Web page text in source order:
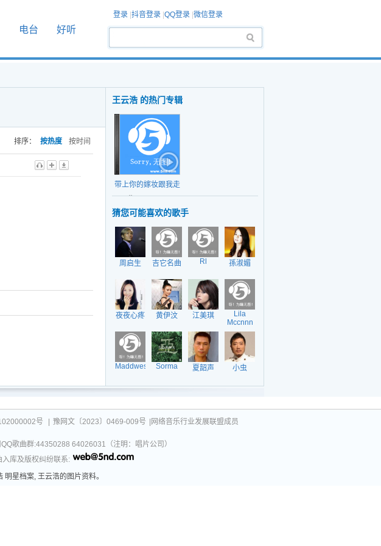
电台 好听
登录 抖音登录 QQ登录 微信登录
排序： 按热度 按时间
王云浩 的热门专辑
带上你的嫁妆跟我走
猜您可能喜欢的歌手
周启生 吉它名曲 Rl 孫淑媚
夜夜心疼 黄伊汶 江美琪
Lila
Mccnnn
Maddwest Sorma 夏韶声 小虫
号 豫网文〔2023〕0469-009号 |网络音乐行业发展联盟成员
歌曲群:44350288 64026031（注明：唱片公司）
库及版权纠纷联系:
星档案, 王云浩的图片资料。